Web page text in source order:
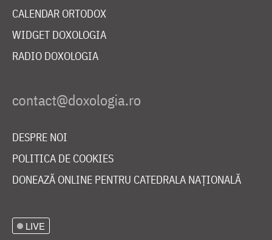
CALENDAR ORTODOX
WIDGET DOXOLOGIA
RADIO DOXOLOGIA
DESPRE NOI
POLITICA DE COOKIES
DONEAZĂ ONLINE PENTRU CATEDRALA NAȚIONALĂ
LIVE